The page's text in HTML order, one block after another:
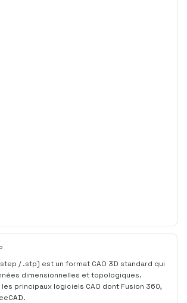
/ .stp) est un format CAO 3D standard qui
dimensionnelles et topologiques.
principaux logiciels CAO dont Fusion 360,